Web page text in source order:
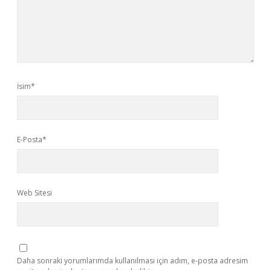
İsim*
E-Posta*
Web Sitesi
Daha sonraki yorumlarımda kullanılması için adım, e-posta adresim